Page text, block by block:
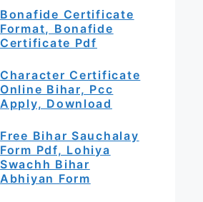
Bonafide Certificate
Format, Bonafide
Certificate Pdf
Character Certificate
Online Bihar, Pcc
Apply, Download
Free Bihar Sauchalay
Form Pdf, Lohiya
Swachh Bihar
Abhiyan Form